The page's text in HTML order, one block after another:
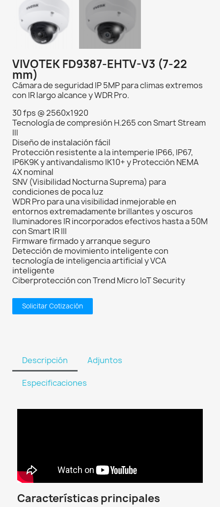
VIVOTEK FD9387-EHTV-V3 (7-22
mm)
Cámara de seguridad IP 5MP para climas extremos
con IR largo alcance y WDR Pro.
30 fps @ 2560x1920
Tecnología de compresión H.265 con Smart Stream
III
Diseño de instalación fácil
Protección resistente a la intemperie IP66, IP67,
IP6K9K y antivandalismo IK10+ y Protección NEMA
4X nominal
SNV (Visibilidad Nocturna Suprema) para
condiciones de poca luz
WDR Pro para una visibilidad inmejorable en
entornos extremadamente brillantes y oscuros
Iluminadores IR incorporados efectivos hasta a 50M
con Smart IR III
Firmware firmado y arranque seguro
Detección de movimiento inteligente con
tecnología de inteligencia artificial y VCA
inteligente
Ciberprotección con Trend Micro IoT Security
Solicitar Cotización
Descripción Adjuntos
Especificaciones
Características principales